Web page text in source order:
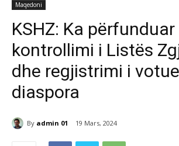
Maqedoni
KSHZ: Ka përfunduar
kontrollimi i Listës
dhe regjistrimi i
diaspora
By admin 01 19 Mars, 2024